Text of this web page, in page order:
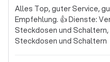
Alles Top, guter Service,
Empfehlung. 👍 Dienste:
Steckdosen und
Steckdosen und Schaltern